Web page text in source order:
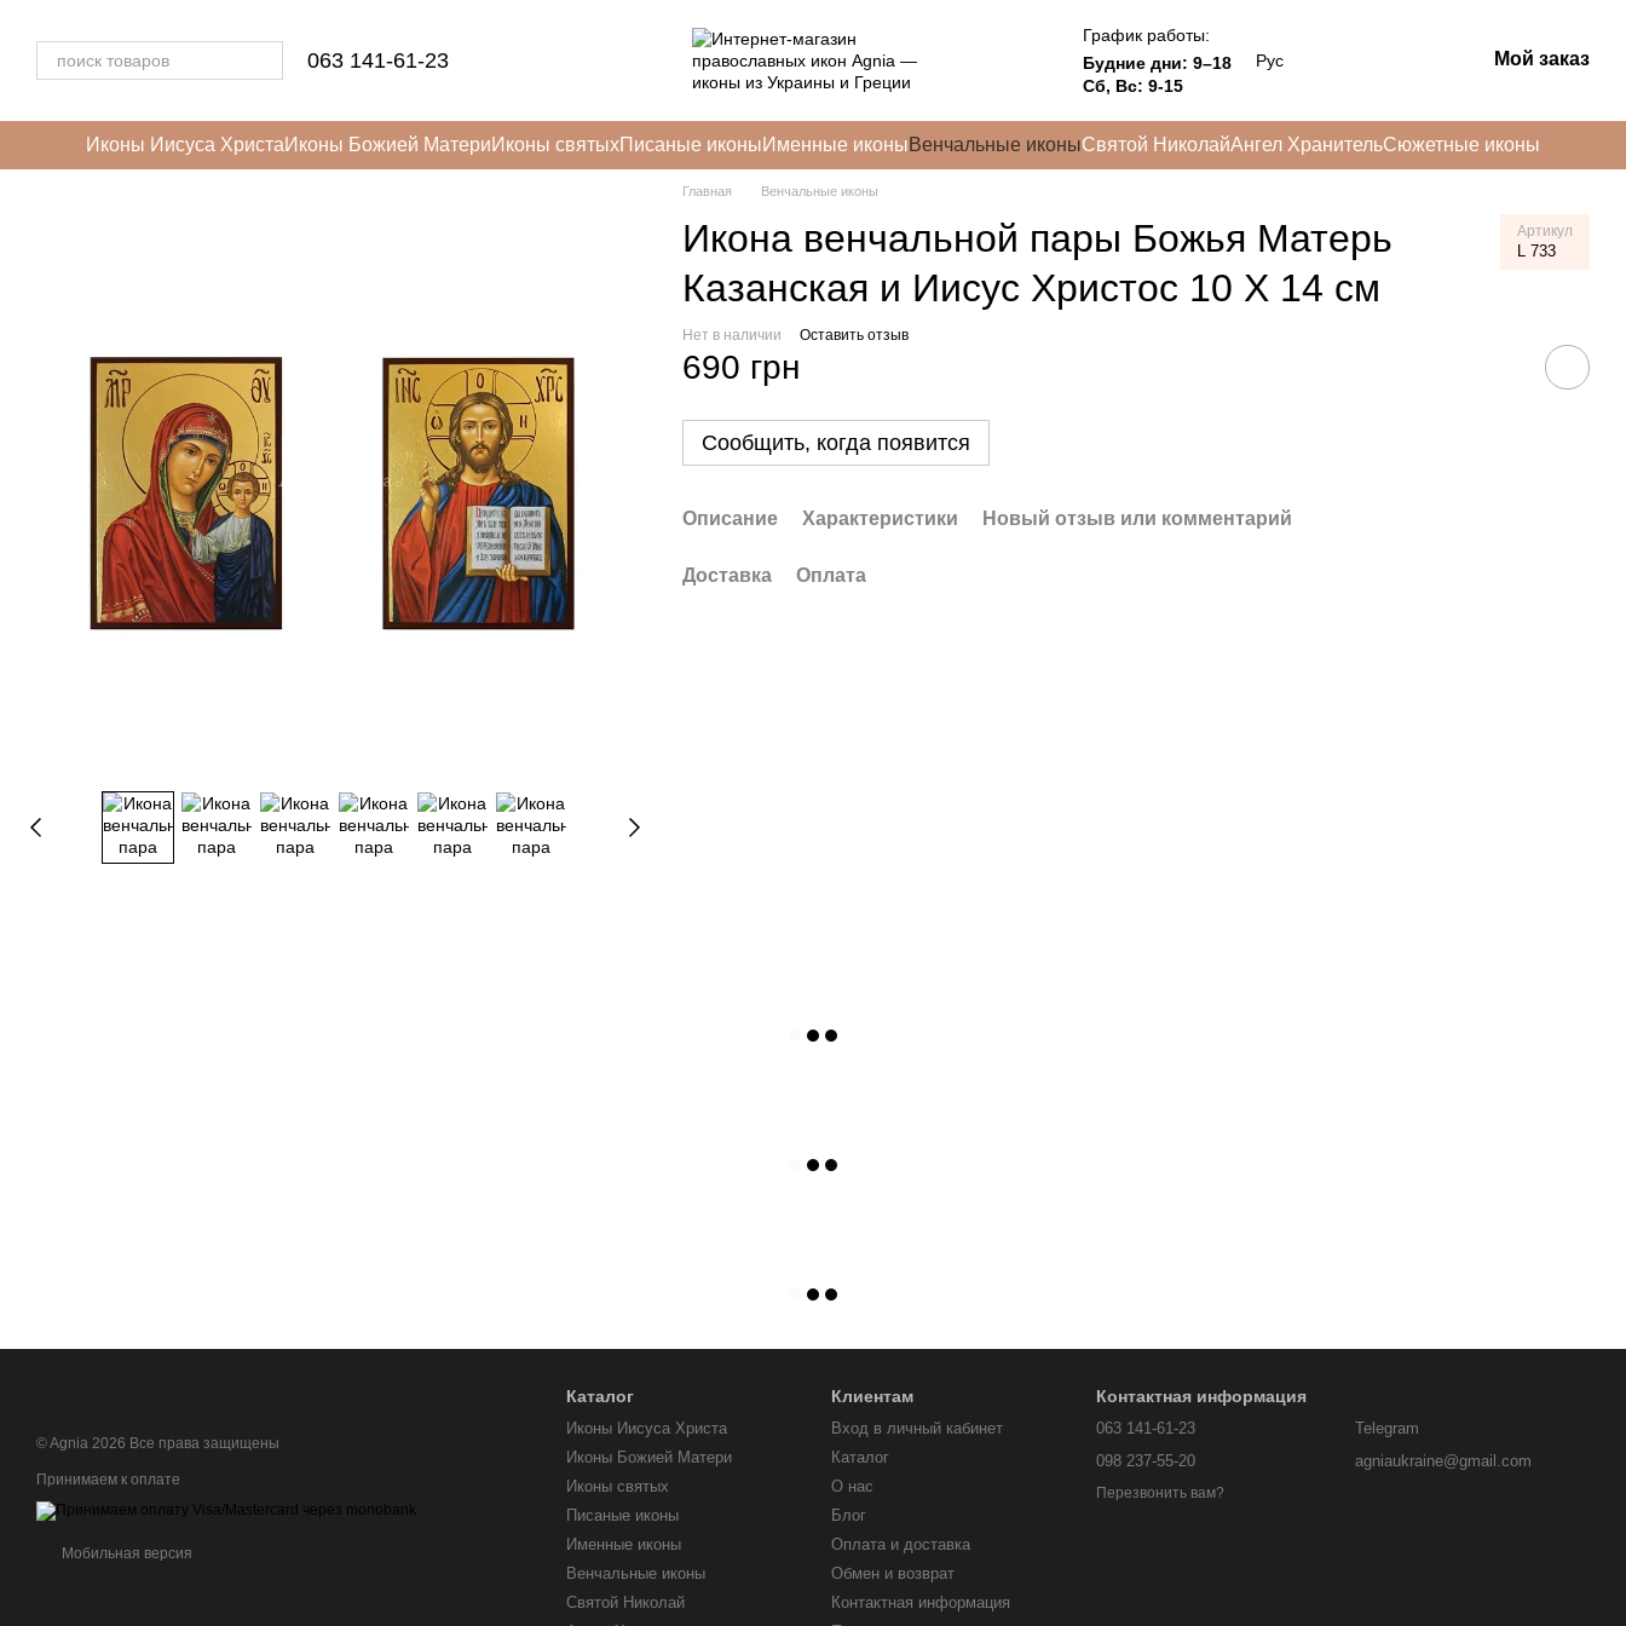
063 141-61-23
График работы:
Будние дни: 9–18
Сб, Вс: 9-15
Рус Мой заказ
Иконы Иисуса ХристаИконы Божией МатериИконы святыхПисаные иконыИменные иконыВенчальные иконыСвятой НиколайАнгел ХранительСюжетные иконы
Главная Венчальные иконы
Икона венчальной пары Божья Матерь
Казанская и Иисус Христос 10 Х 14 см
Артикул
L 733
Нет в наличии Оставить отзыв
690 грн
Сообщить, когда появится
Описание Характеристики Новый отзыв или комментарий
Доставка Оплата
© Agnia 2026 Все права защищены
Принимаем к оплате
Мобильная версия
Каталог
Иконы Иисуса Христа
Иконы Божией Матери
Иконы святых
Писаные иконы
Именные иконы
Венчальные иконы
Святой Николай
Клиентам
Вход в личный кабинет
Каталог
О нас
Блог
Оплата и доставка
Обмен и возврат
Контактная информация
Контактная информация
063 141-61-23
098 237-55-20
Перезвонить вам?
Telegram
agniaukraine@gmail.com